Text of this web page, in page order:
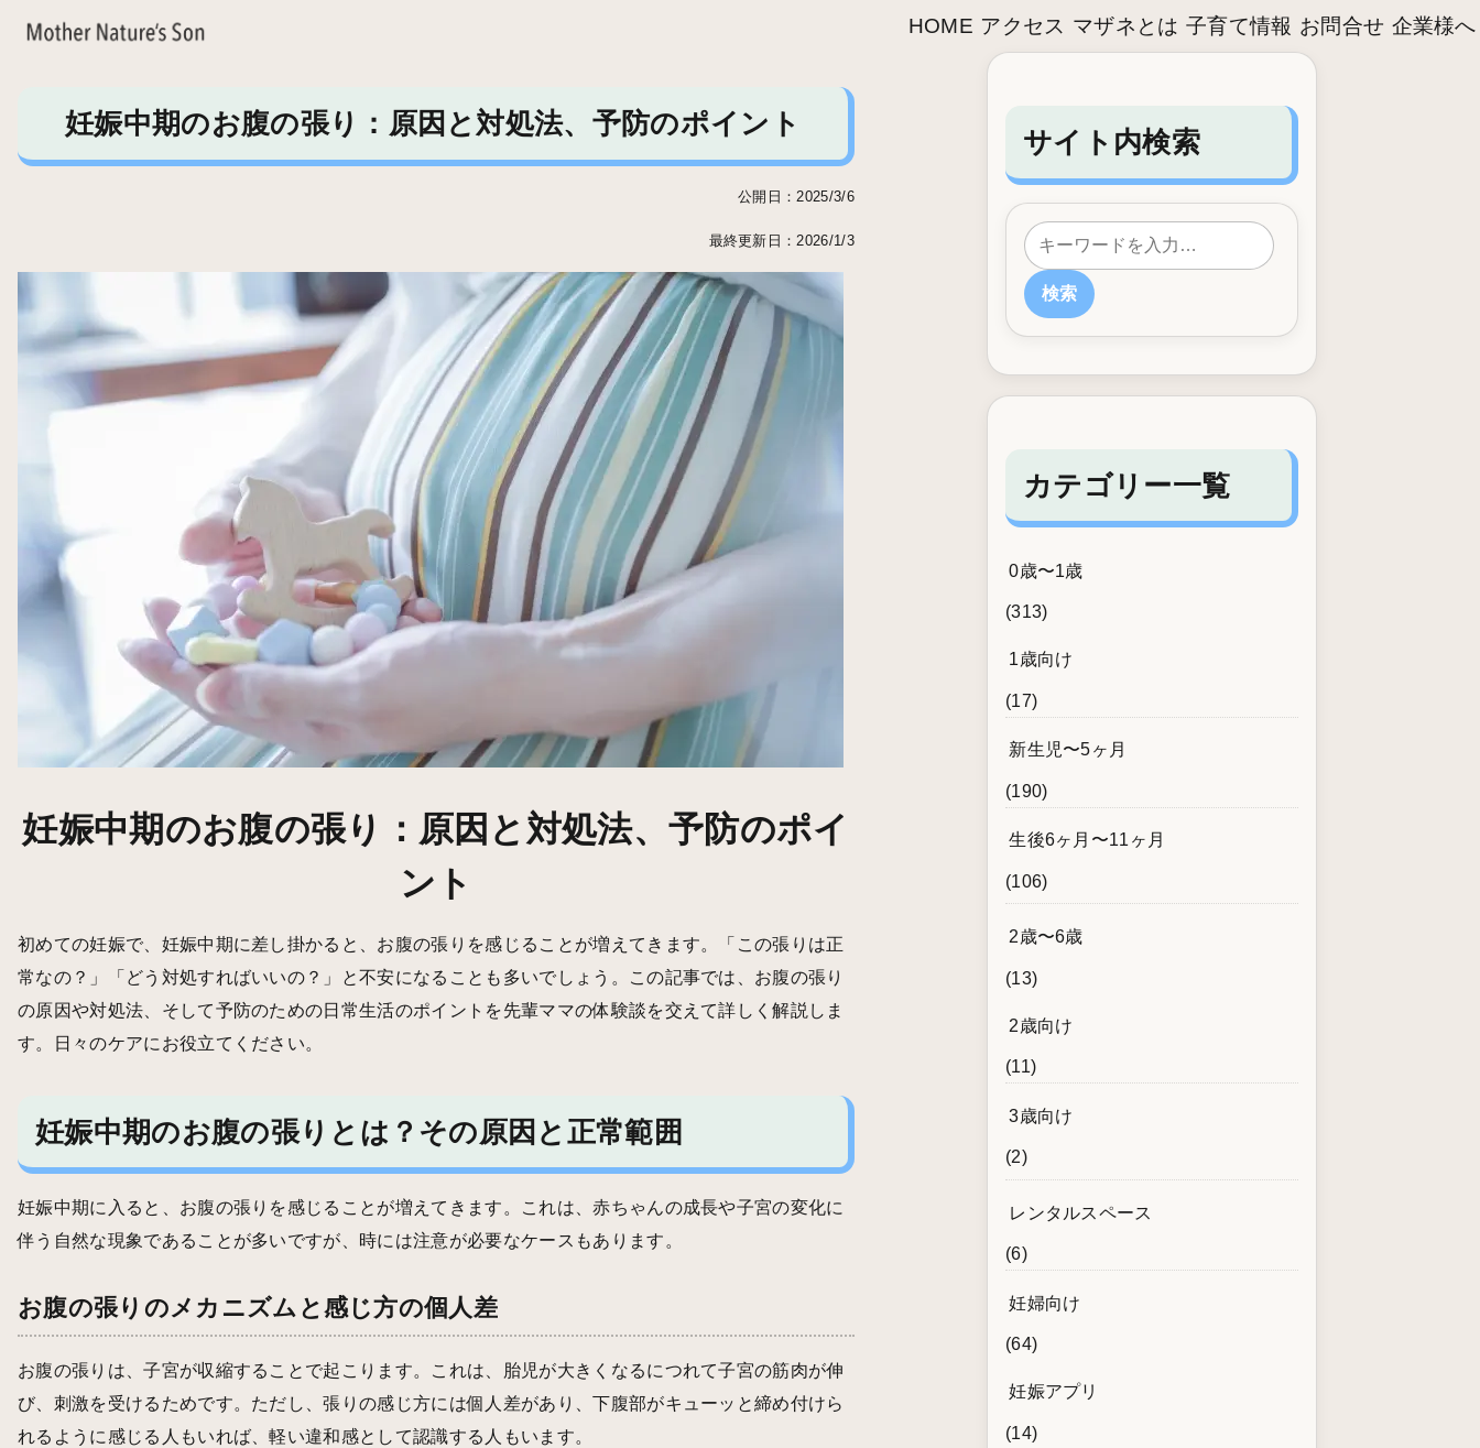
HOME アクセス マザネとは 子育て情報 お問合せ 企業様へ
妊娠中期のお腹の張り：原因と対処法、予防のポイント
公開日：2025/3/6
最終更新日：2026/1/3
妊娠中期のお腹の張り：原因と対処法、予防のポイ
ント
初めての妊娠で、妊娠中期に差し掛かると、お腹の張りを感じることが増えてきます。「この張りは正
常なの？」「どう対処すればいいの？」と不安になることも多いでしょう。この記事では、お腹の張り
の原因や対処法、そして予防のための日常生活のポイントを先輩ママの体験談を交えて詳しく解説しま
す。日々のケアにお役立てください。
妊娠中期のお腹の張りとは？その原因と正常範囲
妊娠中期に入ると、お腹の張りを感じることが増えてきます。これは、赤ちゃんの成長や子宮の変化に
伴う自然な現象であることが多いですが、時には注意が必要なケースもあります。
お腹の張りのメカニズムと感じ方の個人差
お腹の張りは、子宮が収縮することで起こります。これは、胎児が大きくなるにつれて子宮の筋肉が伸
び、刺激を受けるためです。ただし、張りの感じ方には個人差があり、下腹部がキューッと締め付けら
れるように感じる人もいれば、軽い違和感として認識する人もいます。
サイト内検索
検索
カテゴリー一覧
0歳〜1歳
(313)
1歳向け
(17)
新生児〜5ヶ月
(190)
生後6ヶ月〜11ヶ月
(106)
2歳〜6歳
(13)
2歳向け
(11)
3歳向け
(2)
レンタルスペース
(6)
妊婦向け
(64)
妊娠アプリ
(14)